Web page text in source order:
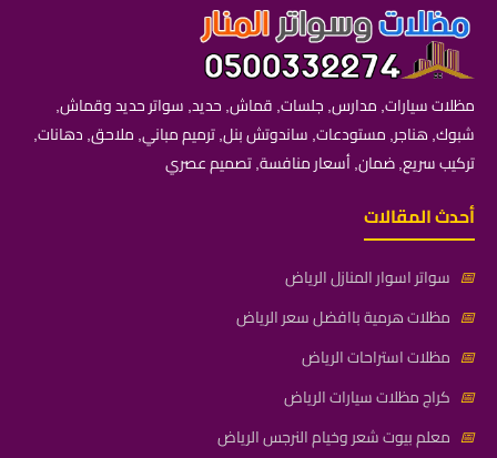
مظلات سيارات, مدارس, جلسات, قماش, حديد, سواتر حديد وقماش,
شبوك, هناجر, مستودعات, ساندوتش بنل, ترميم مباني, ملاحق, دهانات,
تركيب سريع, ضمان, أسعار منافسة, تصميم عصري
أحدث المقالات
📅 سواتر اسوار المنازل الرياض
📅 مظلات هرمية باافضل سعر الرياض
📅 مظلات استراحات الرياض
📅 كراج مظلات سيارات الرياض
📅 معلم بيوت شعر وخيام النرجس الرياض